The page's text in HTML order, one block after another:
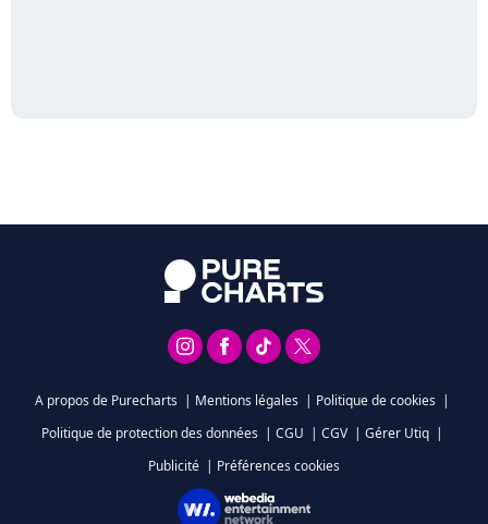
A propos de Purecharts | Mentions légales | Politique de cookies |
Politique de protection des données | CGU | CGV | Gérer Utiq |
Publicité | Préférences cookies